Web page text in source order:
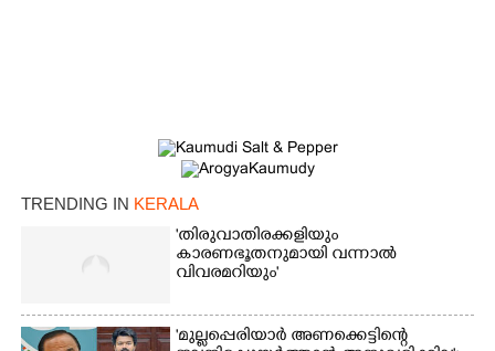
TRENDING IN KERALA
'തിരുവാതിരക്കളിയും
കാരണഭൂതനുമായി വന്നാൽ
വിവരമറിയും '
'മുല്ലപ്പെരിയാർ അണക്കെട്ടിന്റെ